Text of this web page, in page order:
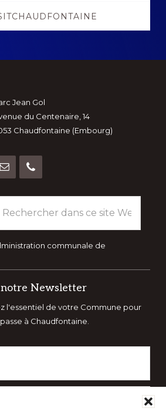
Jean Gol
du Centenaire, 14
Chaudfontaine (Embourg)
communale de
notre Newsletter
l'essentiel de votre Commune pour
à Chaudfontaine.